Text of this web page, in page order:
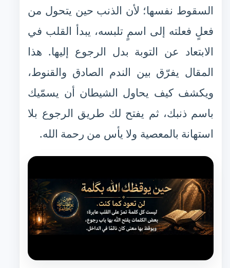
السقوط نفسها؛ لأن الذنب حين يتحول من
فعلٍ فعلته إلى اسمٍ تلبسه، يبدأ القلب في
الابتعاد عن التوبة بدل الرجوع إليها. هذا
المقال يفرّق بين الندم الصادق والقنوط،
ويكشف كيف يحاول الشيطان أن يسمّيك
باسم ذنبك، ثم يفتح لك طريق الرجوع بلا
استهانة بالمعصية ولا يأس من رحمة الله.